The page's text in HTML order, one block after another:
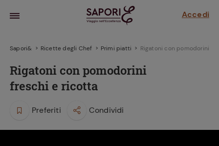
Accedi
Sapori& Ricette degli Chef Primi piatti Rigatoni con pomodorini
Rigatoni con pomodorini
freschi e ricotta
Preferiti Condividi